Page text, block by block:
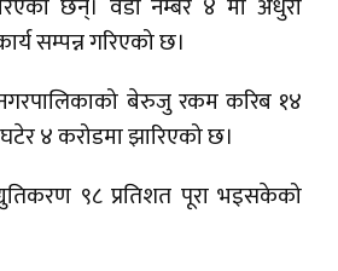
छन्। वडा नम्बर ४ मा अधुरो
सम्पन्न गरिएको छ।
नगरपालिकाको बेरुजु रकम करिब १४
४ करोडमा झारिएको छ।
९८ प्रतिशत पूरा भइसकेको